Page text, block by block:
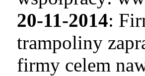
20-11-2014:
trampoliny
firmy celem